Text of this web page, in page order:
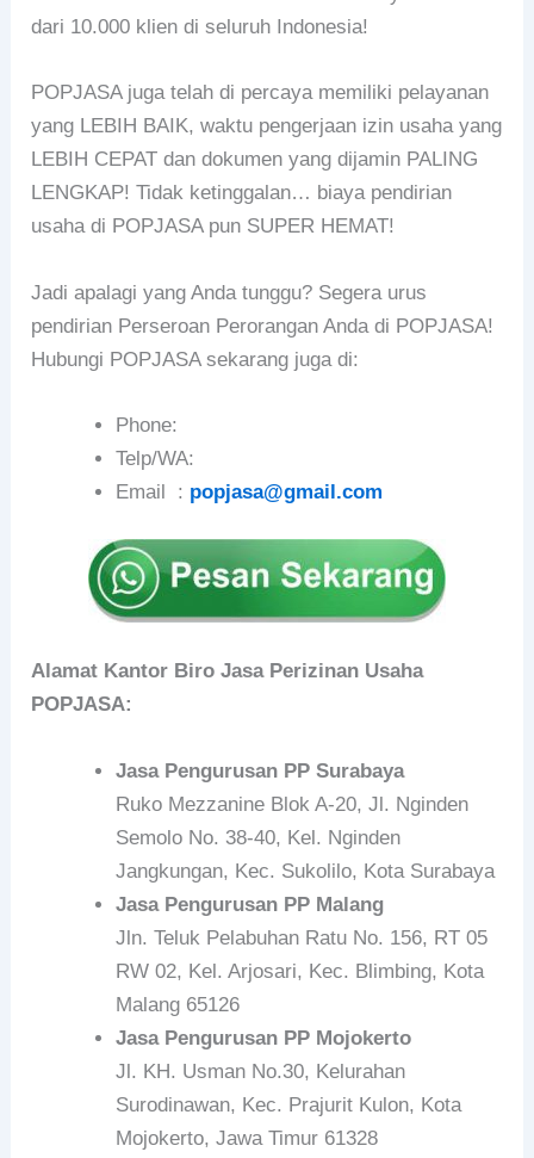
dari 10.000 klien di seluruh Indonesia!
POPJASA juga telah di percaya memiliki pelayanan
yang LEBIH BAIK, waktu pengerjaan izin usaha yang
LEBIH CEPAT dan dokumen yang dijamin PALING
LENGKAP! Tidak ketinggalan… biaya pendirian
usaha di POPJASA pun SUPER HEMAT!
Jadi apalagi yang Anda tunggu? Segera urus
pendirian Perseroan Perorangan Anda di POPJASA!
Hubungi POPJASA sekarang juga di:
Phone:
Telp/WA:
Email : popjasa@gmail.com
Alamat Kantor Biro Jasa Perizinan Usaha
POPJASA:
Jasa Pengurusan PP Surabaya
Ruko Mezzanine Blok A-20, Jl. Nginden
Semolo No. 38-40, Kel. Nginden
Jangkungan, Kec. Sukolilo, Kota Surabaya
Jasa Pengurusan PP Malang
Jln. Teluk Pelabuhan Ratu No. 156, RT 05
RW 02, Kel. Arjosari, Kec. Blimbing, Kota
Malang 65126
Jasa Pengurusan PP Mojokerto
Jl. KH. Usman No.30, Kelurahan
Surodinawan, Kec. Prajurit Kulon, Kota
Mojokerto, Jawa Timur 61328